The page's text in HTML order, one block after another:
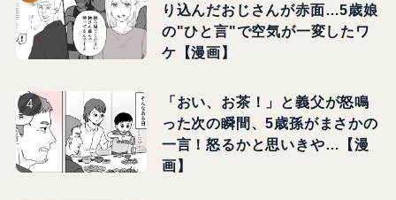
り込んだおじさんが赤面…5歳娘
の"ひと言"で空気が一変したワ
ケ【漫画】
「おい、お茶！」と義父が怒鳴
った次の瞬間、5歳孫がまさかの
一言！怒るかと思いきや…【漫
画】